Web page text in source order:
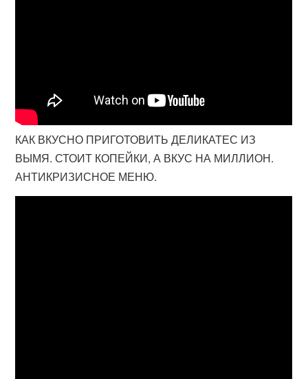
КАК ВКУСНО ПРИГОТОВИТЬ ДЕЛИКАТЕС ИЗ
ВЫМЯ. СТОИТ КОПЕЙКИ, А ВКУС НА МИЛЛИОН.
АНТИКРИЗИСНОЕ МЕНЮ.